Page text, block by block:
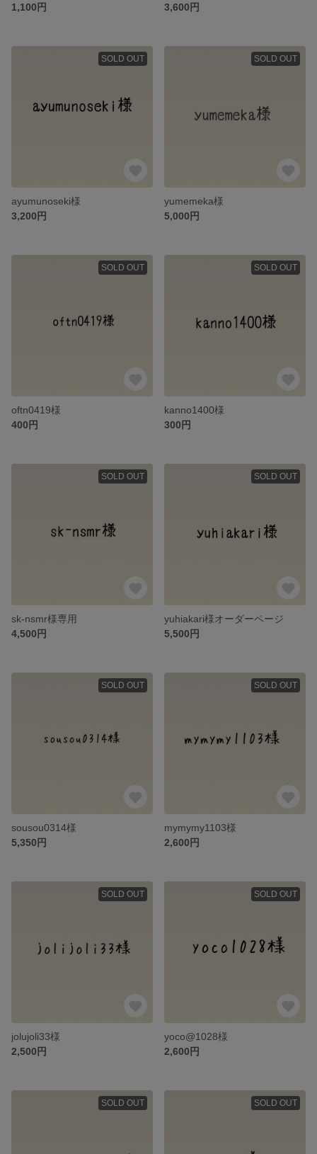
1,100円
3,600円
SOLD OUT
ayumunoseki様
3,200円
SOLD OUT
yumemeka様
5,000円
SOLD OUT
oftn0419様
400円
SOLD OUT
kanno1400様
300円
SOLD OUT
sk-nsmr様専用
4,500円
SOLD OUT
yuhiakari様オーダーページ
5,500円
SOLD OUT
sousou0314様
5,350円
SOLD OUT
mymymy1103様
2,600円
SOLD OUT
jolujoli33様
2,500円
SOLD OUT
yoco@1028様
2,600円
SOLD OUT SOLD OUT